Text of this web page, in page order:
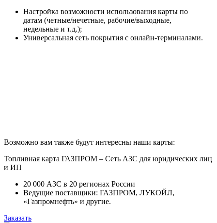
Настройка возможности использования карты по
датам (четные/нечетные, рабочие/выходные,
недельные и т.д.);
Универсальная сеть покрытия с онлайн-терминалами.
Возможно вам также будут интересны наши карты:
Топливная карта ГАЗПРОМ – Сеть АЗС для юридических лиц
и ИП
20 000 АЗС в 20 регионах России
Ведущие поставщики: ГАЗПРОМ, ЛУКОЙЛ,
«Газпромнефть» и другие.
Заказать